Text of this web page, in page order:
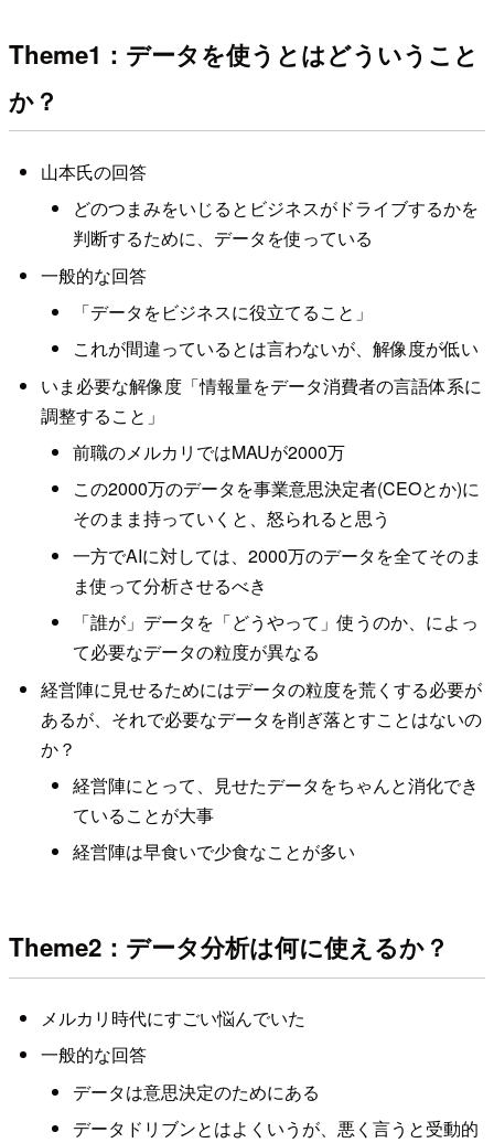
Theme1：データを使うとはどういうこと
か？
山本氏の回答
どのつまみをいじるとビジネスがドライブするかを
判断するために、データを使っている
一般的な回答
「データをビジネスに役立てること」
これが間違っているとは言わないが、解像度が低い
いま必要な解像度「情報量をデータ消費者の言語体系に
調整すること」
前職のメルカリではMAUが2000万
この2000万のデータを事業意思決定者(CEOとか)に
そのまま持っていくと、怒られると思う
一方でAIに対しては、2000万のデータを全てそのま
ま使って分析させるべき
「誰が」データを「どうやって」使うのか、によっ
て必要なデータの粒度が異なる
経営陣に見せるためにはデータの粒度を荒くする必要が
あるが、それで必要なデータを削ぎ落とすことはないの
か？
経営陣にとって、見せたデータをちゃんと消化でき
ていることが大事
経営陣は早食いで少食なことが多い
Theme2：データ分析は何に使えるか？
メルカリ時代にすごい悩んでいた
一般的な回答
データは意思決定のためにある
データドリブンとはよくいうが、悪く言うと受動的